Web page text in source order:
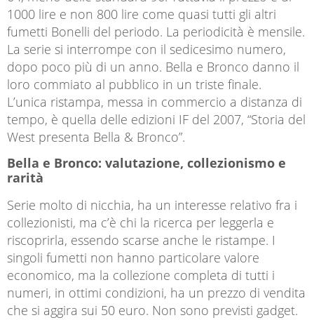
1000 lire e non 800 lire come quasi tutti gli altri
fumetti Bonelli del periodo. La periodicità è mensile.
La serie si interrompe con il sedicesimo numero,
dopo poco più di un anno. Bella e Bronco danno il
loro commiato al pubblico in un triste finale.
L’unica ristampa, messa in commercio a distanza di
tempo, è quella delle edizioni IF del 2007, “Storia del
West presenta Bella & Bronco”.
Bella e Bronco: valutazione, collezionismo e
rarità
Serie molto di nicchia, ha un interesse relativo fra i
collezionisti, ma c’è chi la ricerca per leggerla e
riscoprirla, essendo scarse anche le ristampe. I
singoli fumetti non hanno particolare valore
economico, ma la collezione completa di tutti i
numeri, in ottimi condizioni, ha un prezzo di vendita
che si aggira sui 50 euro. Non sono previsti gadget.